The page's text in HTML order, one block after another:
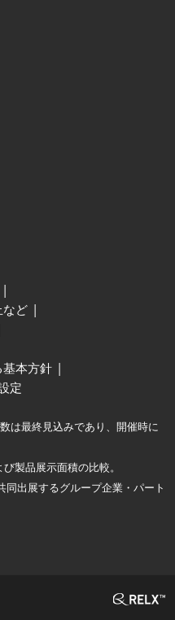
など
本方針
定
は最終見込みであり、開催時に
製品展示面積の比較。
出展するグループ企業・パート